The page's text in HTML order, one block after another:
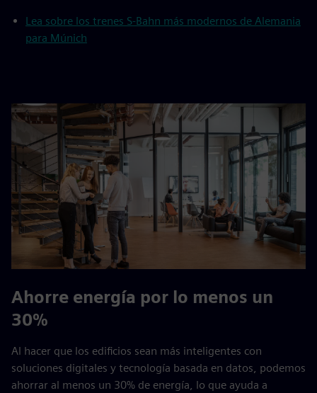
Lea sobre los trenes S-Bahn más modernos de Alemania
para Múnich
Ahorre energía por lo menos un
30%
Al hacer que los edificios sean más inteligentes con
soluciones digitales y tecnología basada en datos, podemos
ahorrar al menos un 30% de energía, lo que ayuda a